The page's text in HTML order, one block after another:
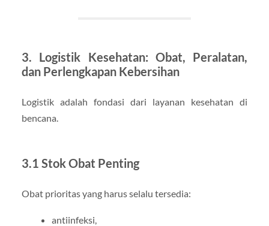
3. Logistik Kesehatan: Obat, Peralatan,
dan Perlengkapan Kebersihan
Logistik adalah fondasi dari layanan kesehatan di
bencana.
3.1 Stok Obat Penting
Obat prioritas yang harus selalu tersedia:
antiinfeksi,